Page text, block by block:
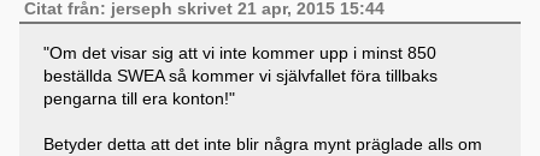
Citat från: jerseph skrivet 21 apr, 2015 15:44
"Om det visar sig att vi inte kommer upp i minst 850
beställda SWEA så kommer vi självfallet föra tillbaks
pengarna till era konton!"
Betyder detta att det inte blir några mynt präglade alls om